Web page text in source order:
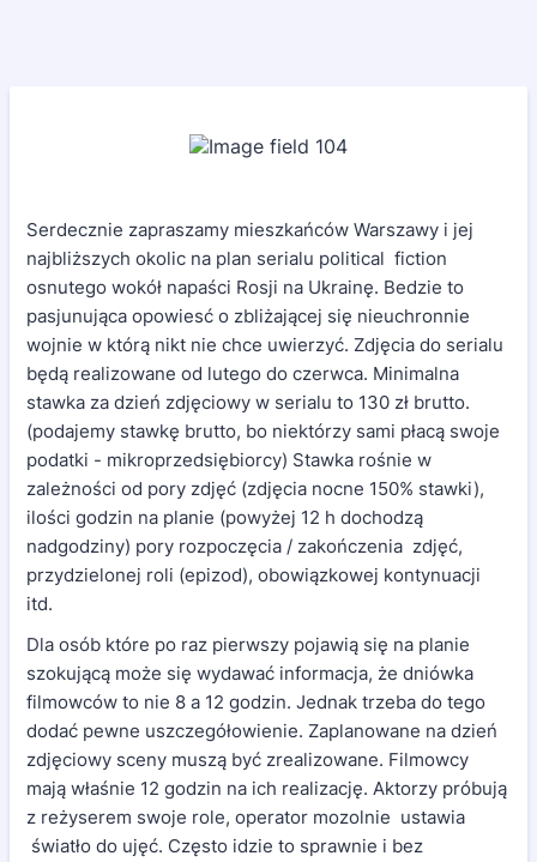
Serdecznie zapraszamy mieszkańców Warszawy i jej
najbliższych okolic na plan serialu political fiction
osnutego wokół napaści Rosji na Ukrainę. Bedzie to
pasjunująca opowiesć o zbliżającej się nieuchronnie
wojnie w którą nikt nie chce uwierzyć. Zdjęcia do serialu
będą realizowane od lutego do czerwca. Minimalna
stawka za dzień zdjęciowy w serialu to 130 zł brutto.
(podajemy stawkę brutto, bo niektórzy sami płacą swoje
podatki - mikroprzedsiębiorcy) Stawka rośnie w
zależności od pory zdjęć (zdjęcia nocne 150% stawki),
ilości godzin na planie (powyżej 12 h dochodzą
nadgodziny) pory rozpoczęcia / zakończenia zdjęć,
przydzielonej roli (epizod), obowiązkowej kontynuacji
itd.
Dla osób które po raz pierwszy pojawią się na planie
szokującą może się wydawać informacja, że dniówka
filmowców to nie 8 a 12 godzin. Jednak trzeba do tego
dodać pewne uszczegółowienie. Zaplanowane na dzień
zdjęciowy sceny muszą być zrealizowane. Filmowcy
mają właśnie 12 godzin na ich realizację. Aktorzy próbują
z reżyserem swoje role, operator mozolnie ustawia
światło do ujęć. Często idzie to sprawnie i bez